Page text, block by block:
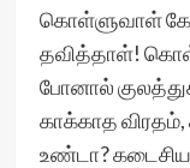
கொள்ளுவாள்
தவித்தாள்!
போனால்
காக்காத
உண்டா?